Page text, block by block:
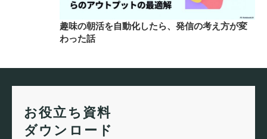
趣味の朝活を自動化したら、発信の考え方が変
わった話
お役立ち資料
ダウンロード